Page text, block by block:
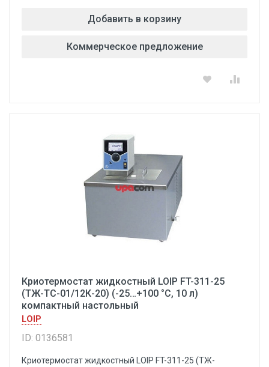
Добавить в корзину
Коммерческое предложение
Криотермостат жидкостный LOIP FT-311-25
(ТЖ-ТС-01/12К-20) (-25…+100 °С, 10 л)
компактный настольный
LOIP
ID: 0136581
Криотермостат жидкостный LOIP FT-311-25 (ТЖ-